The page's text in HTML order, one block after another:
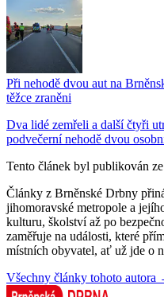
Při nehodě dvou aut na
těžce zraněni
Dva lidé zemřeli a další čtyři
podvečerní nehodě dvou
Tento článek byl publikován
Články z Brněnské Drbny
jihomoravské metropole a
kulturu, školství až po
zaměřuje na události, které
místních obyvatel, ať už jde o
Všechny články tohoto autora